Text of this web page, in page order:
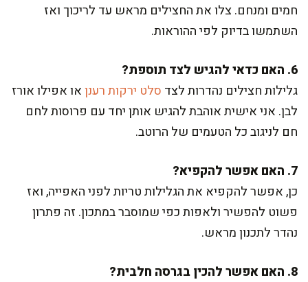
חמים ומנחם. צלו את החצילים מראש עד לריכוך ואז
השתמשו בדיוק לפי ההוראות.
6. האם כדאי להגיש לצד תוספת?
גלילות חצילים נהדרות לצד סלט ירקות רענןאו אפילו אורז
לבן. אני אישית אוהבת להגיש אותן יחד עם פרוסות לחם
חם לניגוב כל הטעמים של הרוטב.
7. האם אפשר להקפיא?
כן, אפשר להקפיא את הגלילות טריות לפני האפייה, ואז
פשוט להפשיר ולאפות כפי שמוסבר במתכון. זה פתרון
נהדר לתכנון מראש.
8. האם אפשר להכין בגרסה חלבית?